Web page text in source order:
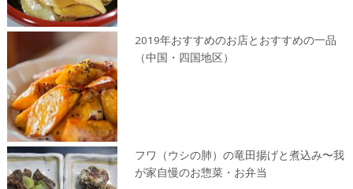
2019年おすすめのお店とおすすめの一品
（中国・四国地区）
フワ（ウシの肺）の竜田揚げと煮込み〜我
が家自慢のお惣菜・お弁当